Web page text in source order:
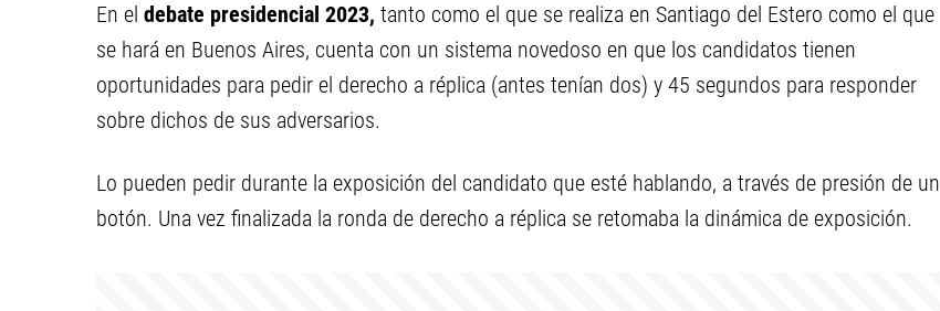
En el debate presidencial 2023, tanto como el que se realiza en Santiago del Estero como el que
se hará en Buenos Aires, cuenta con un sistema novedoso en que los candidatos tienen
oportunidades para pedir el derecho a réplica (antes tenían dos) y 45 segundos para responder
sobre dichos de sus adversarios.
Lo pueden pedir durante la exposición del candidato que esté hablando, a través de presión de un
botón. Una vez finalizada la ronda de derecho a réplica se retomaba la dinámica de exposición.